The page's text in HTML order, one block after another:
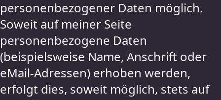
personenbezogener Daten möglich.
Soweit auf meiner Seite
personenbezogene Daten
(beispielsweise Name, Anschrift oder
eMail-Adressen) erhoben werden,
erfolgt dies, soweit möglich, stets auf